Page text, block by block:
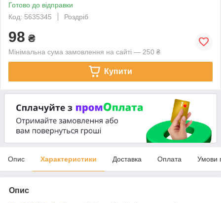
Готово до відправки
Код: 5635345
Роздріб
98 ₴
Мінімальна сума замовлення на сайті — 250 ₴
Купити
Опис Характеристики Доставка Оплата Умови
Опис